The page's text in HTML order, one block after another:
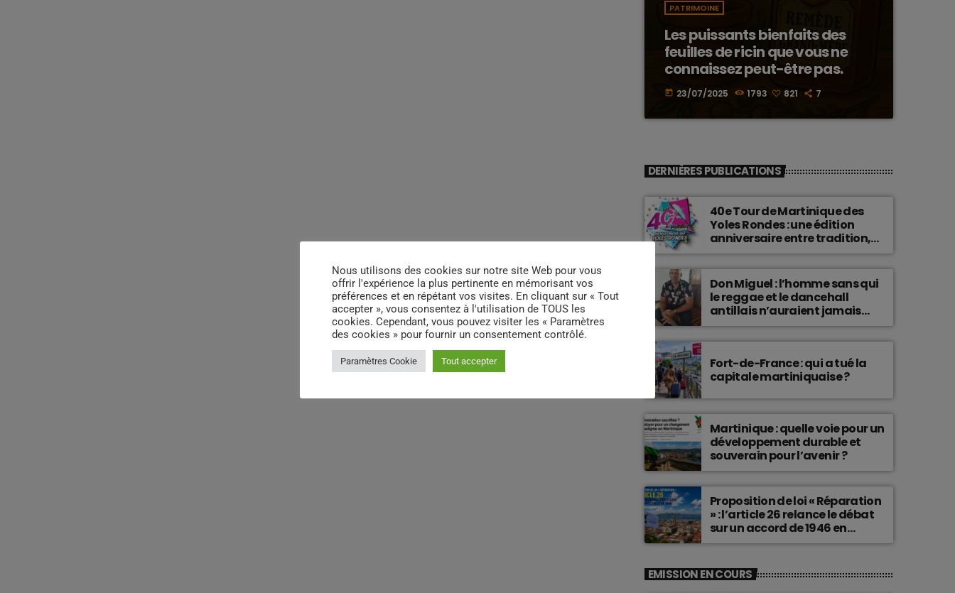
PATRIMOINE
Les puissants bienfaits des
feuilles de ricin que vous ne
connaissez peut-être pas.
today 23/07/2025 1793 821 7
DERNIÈRES PUBLICATIONS
40e Tour de Martinique des
Yoles Rondes : une édition
anniversaire entre tradition,
passion et fierté
martiniquaise.
Don Miguel : l’homme sans qui
le reggae et le dancehall
antillais n’auraient jamais
connu une telle histoire.
Fort-de-France : qui a tué la
capitale martiniquaise ?
Martinique : quelle voie pour un
développement durable et
souverain pour l’avenir ?
Proposition de loi « Réparation
» : l’article 26 relance le débat
sur un accord de 1946 en
Martinique
EMISSION EN COURS
Nous utilisons des cookies sur notre site Web pour vous
offrir l'expérience la plus pertinente en mémorisant vos
préférences et en répétant vos visites. En cliquant sur « Tout
accepter », vous consentez à l'utilisation de TOUS les
cookies. Cependant, vous pouvez visiter les « Paramètres
des cookies » pour fournir un consentement contrôlé.
Paramètres Cookie Tout accepter